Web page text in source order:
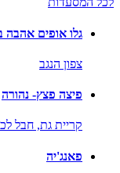
גלו אופים אהבה
צפון הנגב
פיצה פצץ- נהורה
קריית גת, חבל
פאנג'יה